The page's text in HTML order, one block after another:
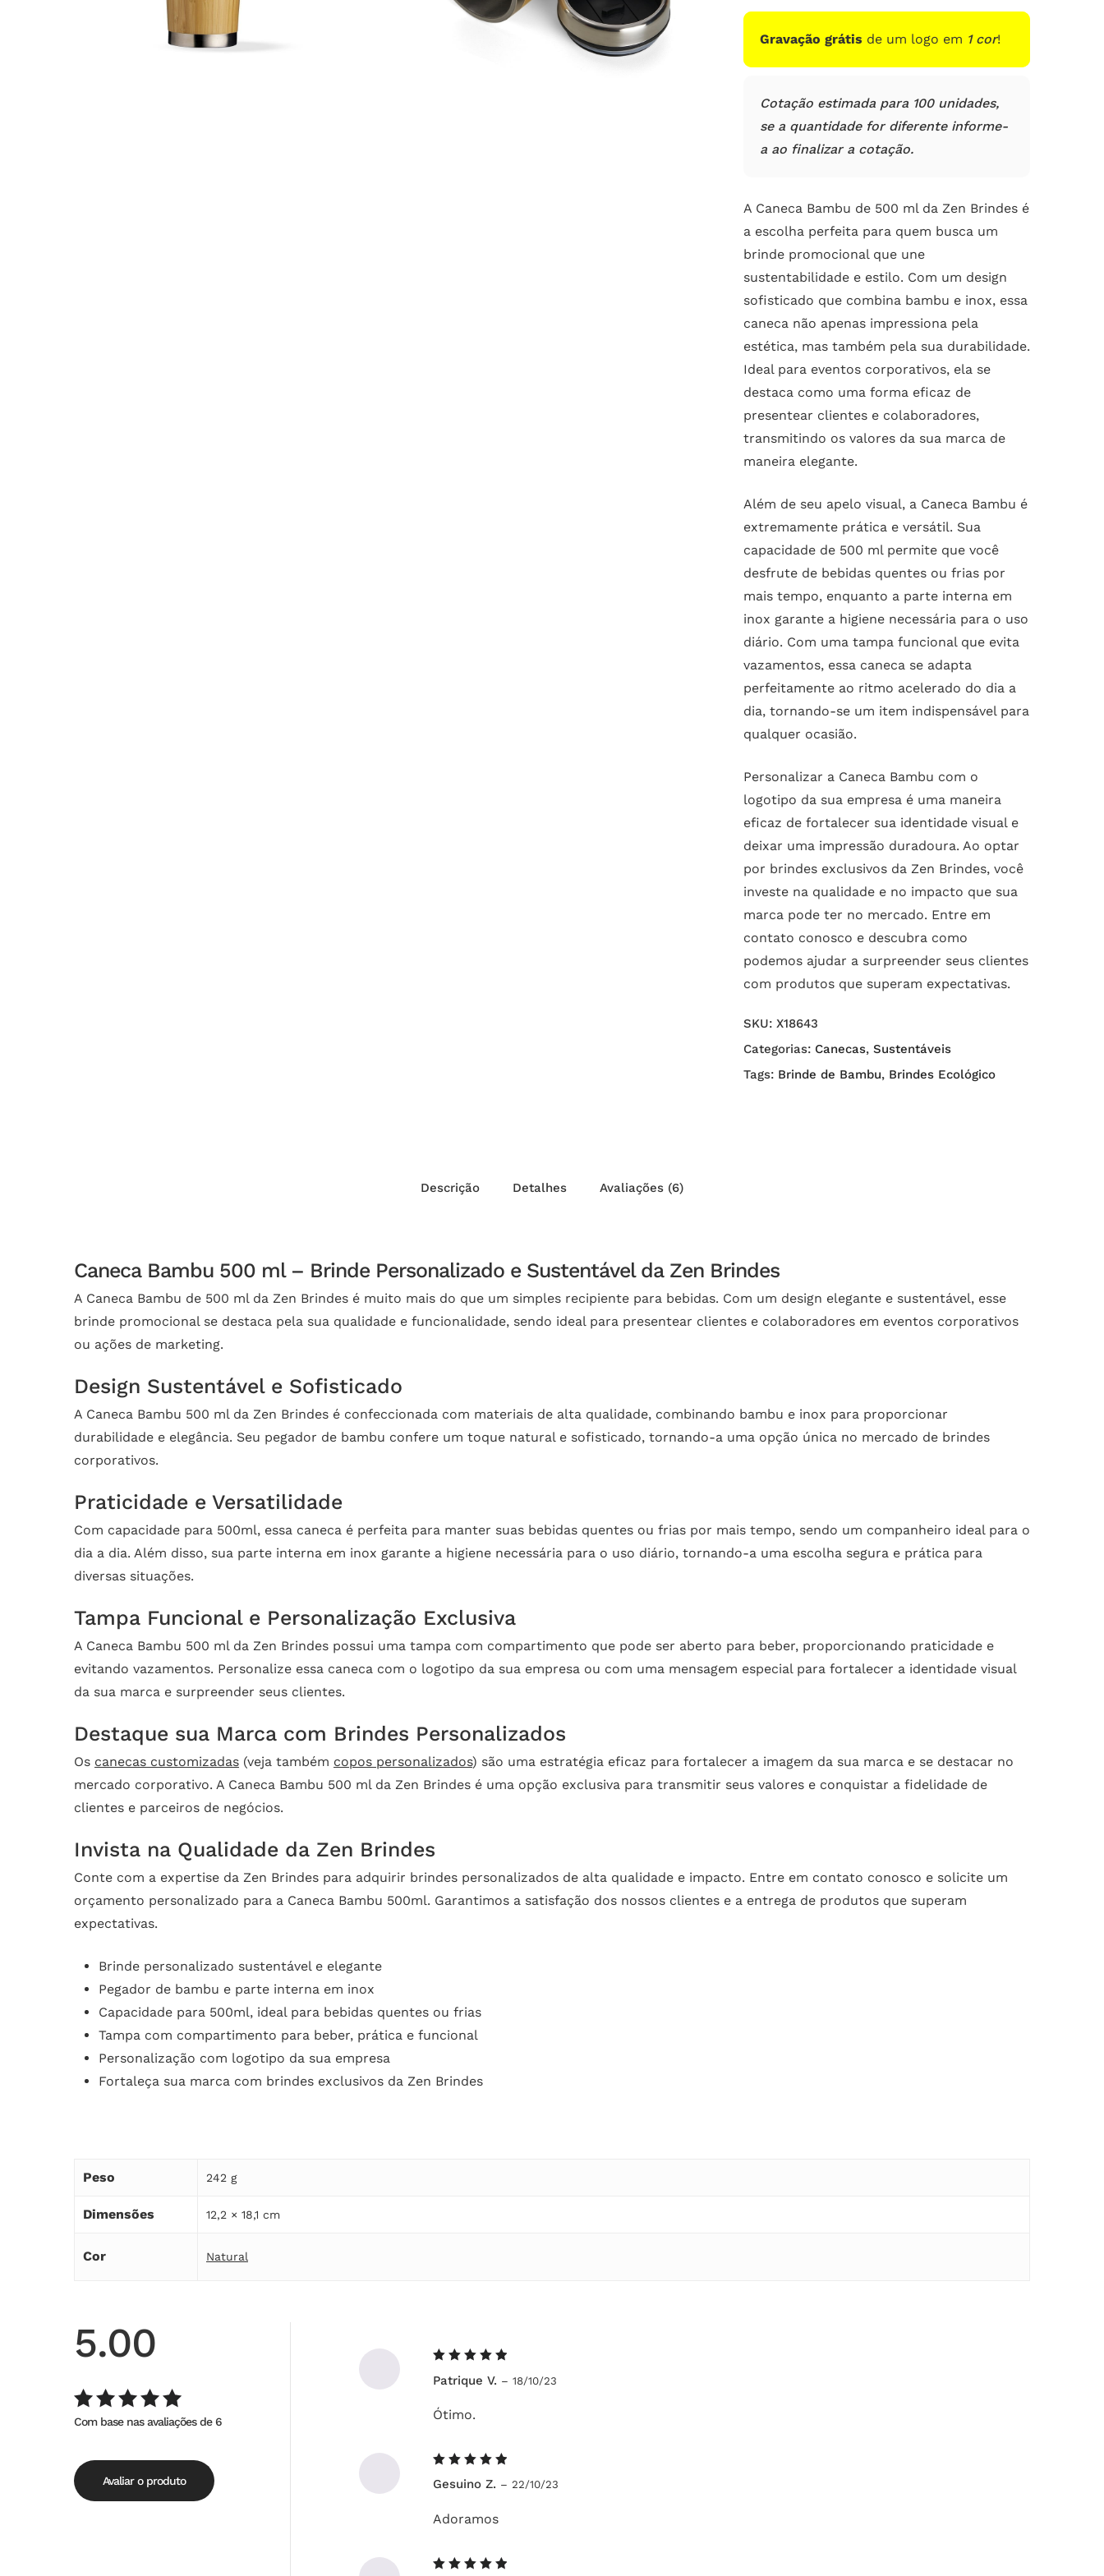
clientes
Gravação grátis de um logo em 1 cor!
Cotação estimada para 100 unidades,
se a quantidade for diferente informe-
a ao finalizar a cotação.
A Caneca Bambu de 500 ml da Zen Brindes é
a escolha perfeita para quem busca um
brinde promocional que une
sustentabilidade e estilo. Com um design
sofisticado que combina bambu e inox, essa
caneca não apenas impressiona pela
estética, mas também pela sua durabilidade.
Ideal para eventos corporativos, ela se
destaca como uma forma eficaz de
presentear clientes e colaboradores,
transmitindo os valores da sua marca de
maneira elegante.
Além de seu apelo visual, a Caneca Bambu é
extremamente prática e versátil. Sua
capacidade de 500 ml permite que você
desfrute de bebidas quentes ou frias por
mais tempo, enquanto a parte interna em
inox garante a higiene necessária para o uso
diário. Com uma tampa funcional que evita
vazamentos, essa caneca se adapta
perfeitamente ao ritmo acelerado do dia a
dia, tornando-se um item indispensável para
qualquer ocasião.
Personalizar a Caneca Bambu com o
logotipo da sua empresa é uma maneira
eficaz de fortalecer sua identidade visual e
deixar uma impressão duradoura. Ao optar
por brindes exclusivos da Zen Brindes, você
investe na qualidade e no impacto que sua
marca pode ter no mercado. Entre em
contato conosco e descubra como
podemos ajudar a surpreender seus clientes
com produtos que superam expectativas.
SKU: X18643
Categorias: Canecas, Sustentáveis
Tags: Brinde de Bambu, Brindes Ecológico
Descrição Detalhes Avaliações (6)
Caneca Bambu 500 ml – Brinde Personalizado e Sustentável da Zen Brindes
A Caneca Bambu de 500 ml da Zen Brindes é muito mais do que um simples recipiente para bebidas. Com um design elegante e sustentável, esse
brinde promocional se destaca pela sua qualidade e funcionalidade, sendo ideal para presentear clientes e colaboradores em eventos corporativos
ou ações de marketing.
Design Sustentável e Sofisticado
A Caneca Bambu 500 ml da Zen Brindes é confeccionada com materiais de alta qualidade, combinando bambu e inox para proporcionar
durabilidade e elegância. Seu pegador de bambu confere um toque natural e sofisticado, tornando-a uma opção única no mercado de brindes
corporativos.
Praticidade e Versatilidade
Com capacidade para 500ml, essa caneca é perfeita para manter suas bebidas quentes ou frias por mais tempo, sendo um companheiro ideal para o
dia a dia. Além disso, sua parte interna em inox garante a higiene necessária para o uso diário, tornando-a uma escolha segura e prática para
diversas situações.
Tampa Funcional e Personalização Exclusiva
A Caneca Bambu 500 ml da Zen Brindes possui uma tampa com compartimento que pode ser aberto para beber, proporcionando praticidade e
evitando vazamentos. Personalize essa caneca com o logotipo da sua empresa ou com uma mensagem especial para fortalecer a identidade visual
da sua marca e surpreender seus clientes.
Destaque sua Marca com Brindes Personalizados
Os canecas customizadas (veja também copos personalizados) são uma estratégia eficaz para fortalecer a imagem da sua marca e se destacar no
mercado corporativo. A Caneca Bambu 500 ml da Zen Brindes é uma opção exclusiva para transmitir seus valores e conquistar a fidelidade de
clientes e parceiros de negócios.
Invista na Qualidade da Zen Brindes
Conte com a expertise da Zen Brindes para adquirir brindes personalizados de alta qualidade e impacto. Entre em contato conosco e solicite um
orçamento personalizado para a Caneca Bambu 500ml. Garantimos a satisfação dos nossos clientes e a entrega de produtos que superam
expectativas.
Brinde personalizado sustentável e elegante
Pegador de bambu e parte interna em inox
Capacidade para 500ml, ideal para bebidas quentes ou frias
Tampa com compartimento para beber, prática e funcional
Personalização com logotipo da sua empresa
Fortaleça sua marca com brindes exclusivos da Zen Brindes
Peso 242 g
Dimensões 12,2 × 18,1 cm
Cor Natural
5.00
Avaliação
5
Com base nas avaliações de 6
Avaliar o produto
5de 5
Patrique V. – 18/10/23
Ótimo.
5de 5
Gesuino Z. – 22/10/23
Adoramos